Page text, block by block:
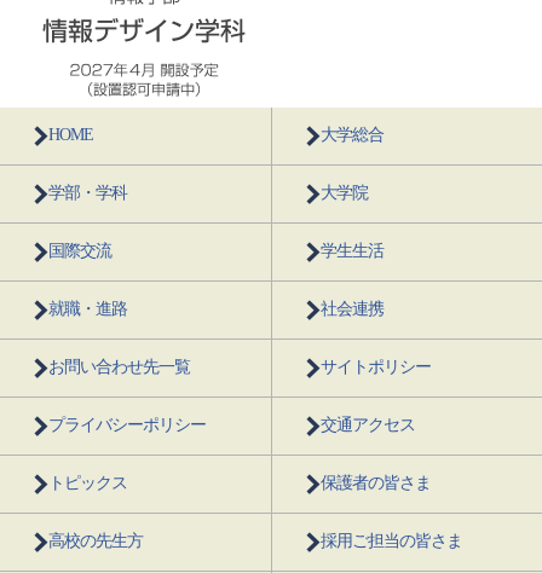
HOME 大学総合
学部・学科 大学院
国際交流 学生生活
就職・進路 社会連携
お問い合わせ先一覧 サイトポリシー
プライバシーポリシー 交通アクセス
トピックス 保護者の皆さま
高校の先生方 採用ご担当の皆さま